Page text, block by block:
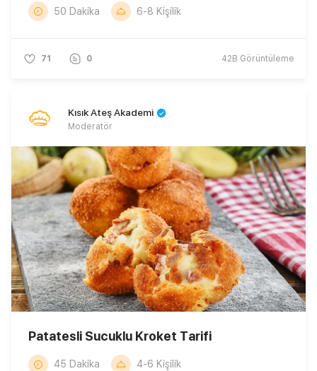
50 Dakika 6-8 Kişilik
71 0 42B Görüntüleme
Kısık Ateş Akademi
Moderatör
Patatesli Sucuklu Kroket Tarifi
45 Dakika 4-6 Kişilik